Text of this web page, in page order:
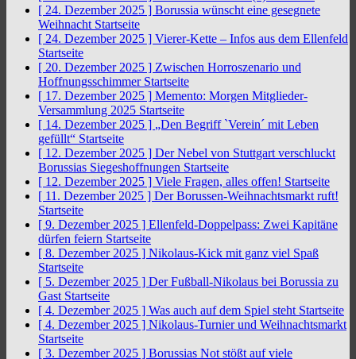
[ 24. Dezember 2025 ] Borussia wünscht eine gesegnete
Weihnacht Startseite
[ 24. Dezember 2025 ] Vierer-Kette – Infos aus dem Ellenfeld
Startseite
[ 20. Dezember 2025 ] Zwischen Horroszenario und
Hoffnungsschimmer Startseite
[ 17. Dezember 2025 ] Memento: Morgen Mitglieder-
Versammlung 2025 Startseite
[ 14. Dezember 2025 ] „Den Begriff `Verein´ mit Leben
gefüllt“ Startseite
[ 12. Dezember 2025 ] Der Nebel von Stuttgart verschluckt
Borussias Siegeshoffnungen Startseite
[ 12. Dezember 2025 ] Viele Fragen, alles offen! Startseite
[ 11. Dezember 2025 ] Der Borussen-Weihnachtsmarkt ruft!
Startseite
[ 9. Dezember 2025 ] Ellenfeld-Doppelpass: Zwei Kapitäne
dürfen feiern Startseite
[ 8. Dezember 2025 ] Nikolaus-Kick mit ganz viel Spaß
Startseite
[ 5. Dezember 2025 ] Der Fußball-Nikolaus bei Borussia zu
Gast Startseite
[ 4. Dezember 2025 ] Was auch auf dem Spiel steht Startseite
[ 4. Dezember 2025 ] Nikolaus-Turnier und Weihnachtsmarkt
Startseite
[ 3. Dezember 2025 ] Borussias Not stößt auf viele